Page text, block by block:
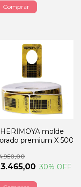
molde
premium X 500
30% OFF